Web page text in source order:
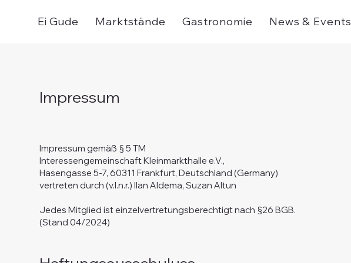
Ei Gude Marktstände Gastronomie News & Events
Impressum
Impressum gemäß § 5 TM
Interessengemeinschaft Kleinmarkthalle e.V.,
Hasengasse 5-7, 60311 Frankfurt, Deutschland (Germany)
vertreten durch (v.l.n.r.) Ilan Aldema, Suzan Altun
Jedes Mitglied ist einzelvertretungsberechtigt nach §26 BGB.
(Stand 04/2024)